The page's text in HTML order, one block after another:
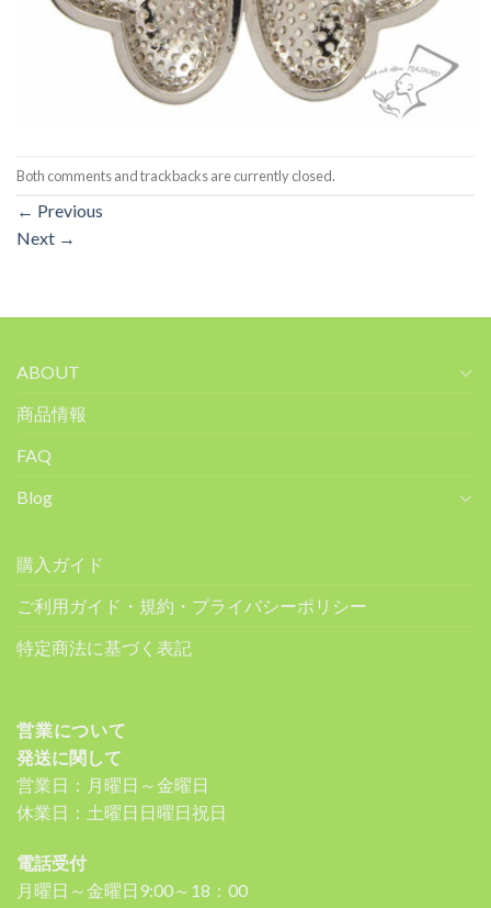
Both comments and trackbacks are currently closed.
← Previous
Next →
ABOUT
商品情報
FAQ
Blog
購入ガイド
ご利用ガイド・規約・プライバシーポリシー
特定商法に基づく表記
営業について
発送に関して
営業日：月曜日～金曜日
休業日：土曜日日曜日祝日
電話受付
月曜日～金曜日9:00～18：00